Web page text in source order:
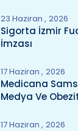
23 Haziran 2026
Sigorta İzmir
İmzası
17 Haziran 2026
Medicana
Medya Ve
17 Haziran 2026